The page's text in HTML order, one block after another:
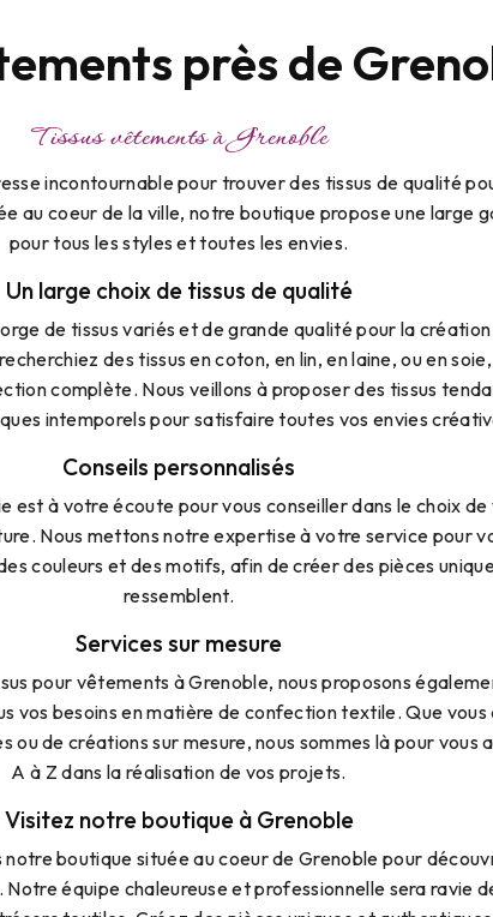
près de
Tissus vêtements à Grenoble
incontournable pour trouver des tissus de qualité
au coeur de la ville, notre boutique propose une large
pour tous les styles et toutes les envies.
Un large choix de tissus de qualité
de tissus variés et de grande qualité pour la
des tissus en coton, en lin, en laine, ou en
complète. Nous veillons à proposer des tissus
intemporels pour satisfaire toutes vos envies
Conseils personnalisés
est à votre écoute pour vous conseiller dans le choix de
Nous mettons notre expertise à votre service pour
couleurs et des motifs, afin de créer des pièces
ressemblent.
Services sur mesure
pour vêtements à Grenoble, nous proposons
vos besoins en matière de confection textile. Que vous
ou de créations sur mesure, nous sommes là pour vous
A à Z dans la réalisation de vos projets.
Visitez notre boutique à Grenoble
notre boutique située au coeur de Grenoble pour
équipe chaleureuse et professionnelle sera ravie